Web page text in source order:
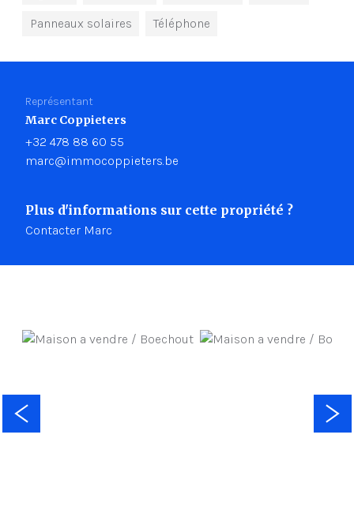
Panneaux solaires Téléphone
Représentant
Marc Coppieters
+32 478 88 60 55
marc@immocoppieters.be
Plus d'informations sur cette propriété ?
Contacter Marc